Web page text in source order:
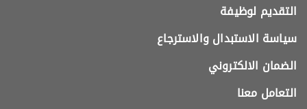
التقديم لوظيفة
سياسة الاستبدال والاسترجاع
الضمان الالكتروني
التعامل معنا